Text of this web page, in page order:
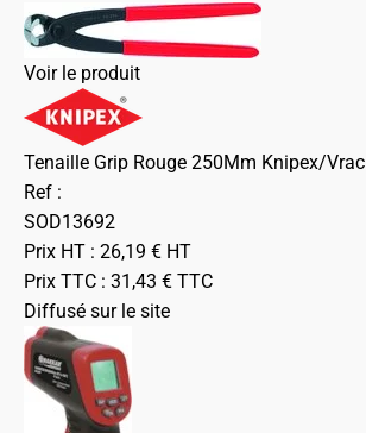
Voir le produit
Tenaille Grip Rouge 250Mm Knipex/Vrac
Ref :
SOD13692
Prix HT : 26,19 € HT
Prix TTC : 31,43 € TTC
Diffusé sur le site